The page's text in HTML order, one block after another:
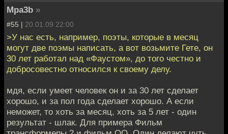
Mpa3b »
#55 | 20.01.09 22:00
>У нас есть, например, поэты, которые в месяц
могут две поэмы написать, а вот возьмите Гете, он
30 лет работал над «Фаустом», до того честно и
добросовестно относился к своему делу.
мдя, если умеет человек он и за 30 лет сделает
хорошо, и за пол года сделает хорошо. А если
неможет, то хоть за месяц, хоть за 5 лет - один
результат - шлак. Для примера Фильм